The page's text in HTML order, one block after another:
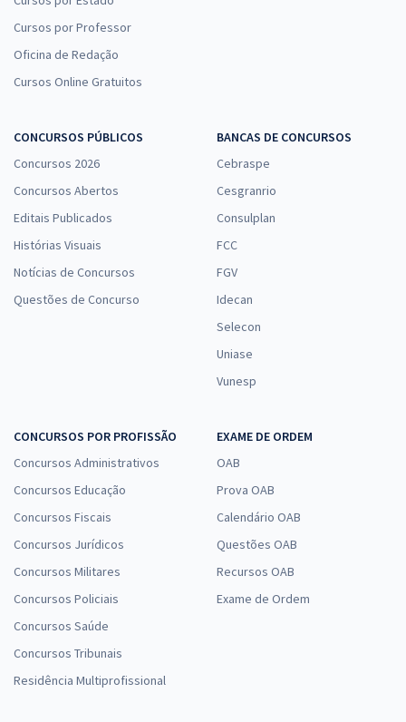
Cursos por Professor
Oficina de Redação
Cursos Online Gratuitos
CONCURSOS PÚBLICOS
Concursos 2026
Concursos Abertos
Editais Publicados
Histórias Visuais
Notícias de Concursos
Questões de Concurso
BANCAS DE CONCURSOS
Cebraspe
Cesgranrio
Consulplan
FCC
FGV
Idecan
Selecon
Uniase
Vunesp
CONCURSOS POR PROFISSÃO
Concursos Administrativos
Concursos Educação
Concursos Fiscais
Concursos Jurídicos
Concursos Militares
Concursos Policiais
Concursos Saúde
Concursos Tribunais
Residência Multiprofissional
EXAME DE ORDEM
OAB
Prova OAB
Calendário OAB
Questões OAB
Recursos OAB
Exame de Ordem